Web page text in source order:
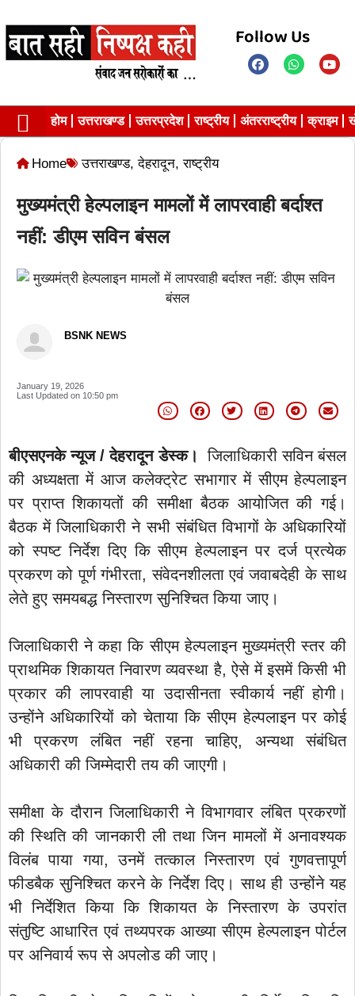
Follow Us
होम उत्तराखण्ड उत्तरप्रदेश राष्ट्रीय अंतरराष्ट्रीय क्राइम
Home उत्तराखण्ड,देहरादून,राष्ट्रीय
मुख्यमंत्री हेल्पलाइन मामलों में लापरवाही बर्दाश्त
नहीं: डीएम सविन बंसल
BSNK NEWS
January 19, 2026
Last Updated on 10:50 pm
बीएसएनके न्यूज / देहरादून डेस्क।जिलाधिकारी सविन बंसल
की अध्यक्षता में आज कलेक्ट्रेट सभागार में सीएम हेल्पलाइन
पर प्राप्त शिकायतों की समीक्षा बैठक आयोजित की गई।
बैठक में जिलाधिकारी ने सभी संबंधित विभागों के अधिकारियों
को स्पष्ट निर्देश दिए कि सीएम हेल्पलाइन पर दर्ज प्रत्येक
प्रकरण को पूर्ण गंभीरता, संवेदनशीलता एवं जवाबदेही के साथ
लेते हुए समयबद्ध निस्तारण सुनिश्चित किया जाए।
जिलाधिकारी ने कहा कि सीएम हेल्पलाइन मुख्यमंत्री स्तर की
प्राथमिक शिकायत निवारण व्यवस्था है, ऐसे में इसमें किसी भी
प्रकार की लापरवाही या उदासीनता स्वीकार्य नहीं होगी।
उन्होंने अधिकारियों को चेताया कि सीएम हेल्पलाइन पर कोई
भी प्रकरण लंबित नहीं रहना चाहिए, अन्यथा संबंधित
अधिकारी की जिम्मेदारी तय की जाएगी।
समीक्षा के दौरान जिलाधिकारी ने विभागवार लंबित प्रकरणों
की स्थिति की जानकारी ली तथा जिन मामलों में अनावश्यक
विलंब पाया गया, उनमें तत्काल निस्तारण एवं गुणवत्तापूर्ण
फीडबैक सुनिश्चित करने के निर्देश दिए। साथ ही उन्होंने यह
भी निर्देशित किया कि शिकायत के निस्तारण के उपरांत
संतुष्टि आधारित एवं तथ्यपरक आख्या सीएम हेल्पलाइन पोर्टल
पर अनिवार्य रूप से अपलोड की जाए।